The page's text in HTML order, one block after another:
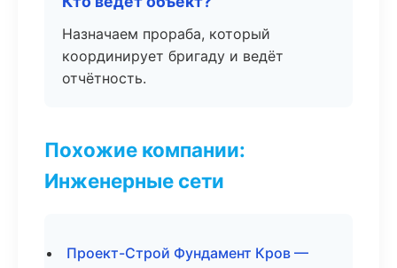
Назначаем прораба, который
координирует бригаду и ведёт
отчётность.
Похожие компании:
Инженерные сети
Проект-Строй Фундамент Кров —